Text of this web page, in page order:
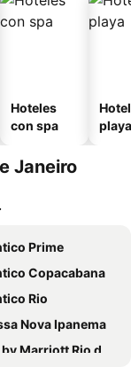
Hoteles
con spa
playa
Janeiro
Prime
Copacabana
Rio
Nova Ipanema
Rio de Janeiro Barra da Tijuca